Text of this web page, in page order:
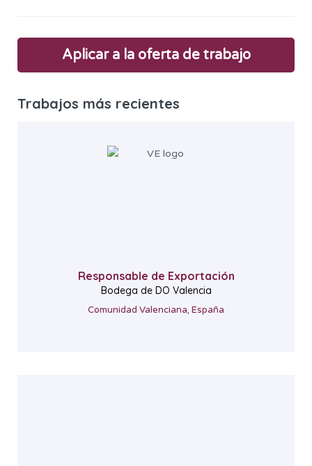
Aplicar a la oferta de trabajo
Trabajos más recientes
Responsable de Exportación
Bodega de DO Valencia
Comunidad Valenciana, España